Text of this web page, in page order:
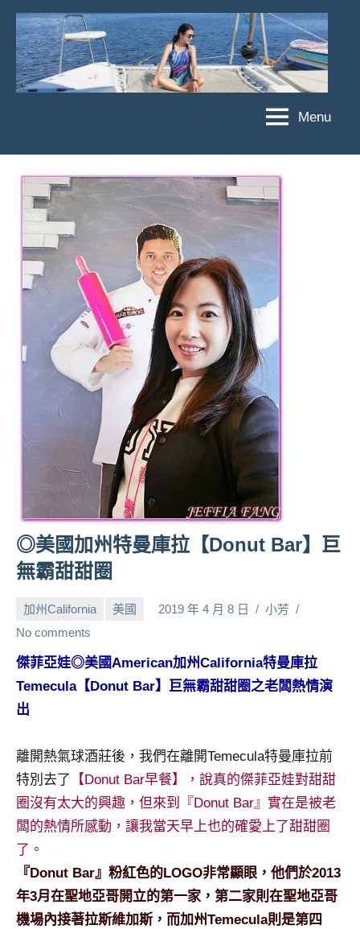
Skip
content
菲
亞
娃
JEFFIA
FANG
亞
娃
粉
團、
達
旅
賓、
News
金
號
節
班
底、
外
目
主
持、
吳
哥
國
旅
Menu
◎美國加州特曼庫拉【Donut Bar】巨
無霸甜甜圈
加州California 美國 2019 年 4 月 8 日
小芳
No comments
傑菲亞娃◎美國American加州California特曼庫拉
Temecula【Donut Bar】巨無霸甜甜圈之老闆熱情演
出
離開熱氣球酒莊後，我們在離開Temecula特曼庫拉前
特別去了
【Donut Bar早餐】，說真的傑菲亞娃對甜甜
圈沒有太大的興趣，但來到『Donut Bar』實在是被老
闆的熱情所感動，讓我當天早上也的確愛上了甜甜圈
了。
『Donut Bar』粉紅色的LOGO非常顯眼，他們於2013
年3月在聖地亞哥開立的第一家，第二家則在聖地亞哥
機場內接著拉斯維加斯，而加州Temecula則是第四